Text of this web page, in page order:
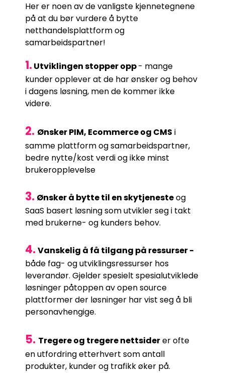
Her er noen av de vanligste kjennetegnene
på at du bør vurdere å bytte
netthandelsplattform og
samarbeidspartner!
1. Utviklingen stopper opp- mange
kunder opplever at de har ønsker og behov
i dagens løsning, men de kommer ikke
videre.
2. Ønsker PIM, Ecommerce og CMS i
samme plattform og samarbeidspartner,
bedre nytte/kost verdi og ikke minst
brukeropplevelse
3. Ønsker å bytte til en skytjenesteog
SaaS basert løsning som utvikler seg i takt
med brukerne- og kunders behov.
4. Vanskelig å få tilgang på ressurser -
både fag- og utviklingsressurser hos
leverandør. Gjelder spesielt spesialutviklede
løsninger påtoppen av open source
plattformer der løsninger har vist seg å bli
personavhengige.
5. Tregere og tregere nettsiderer ofte
en utfordring etterhvert som antall
produkter, kunder og trafikk øker på.